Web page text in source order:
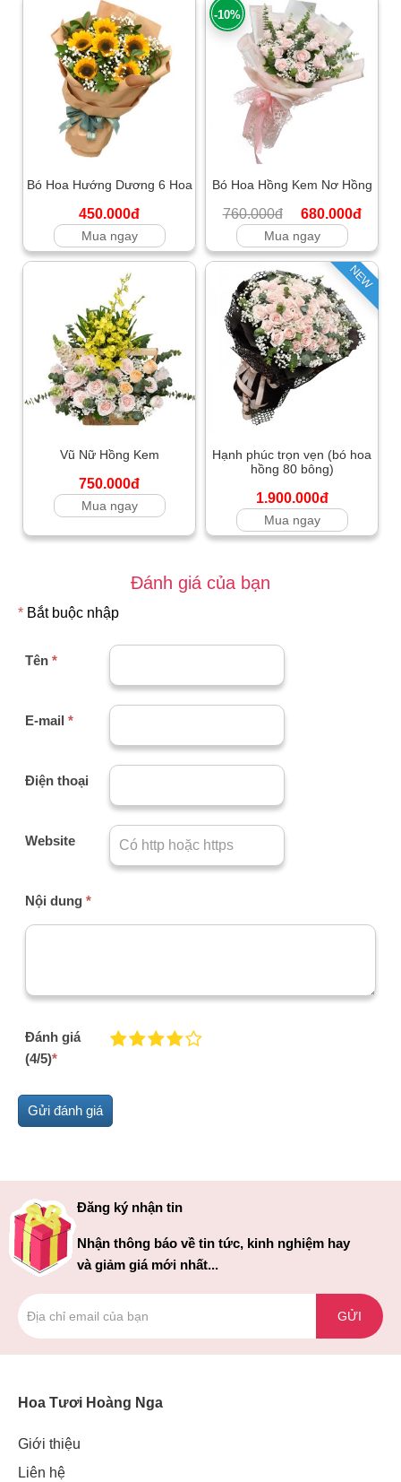
Bó Hoa Hướng Dương 6 Hoa
450.000đ
Mua ngay
-10%
Bó Hoa Hồng Kem Nơ Hồng
760.000đ 680.000đ
Mua ngay
Vũ Nữ Hồng Kem
750.000đ
Mua ngay
NEW
Hạnh phúc trọn vẹn (bó hoa
hồng 80 bông)
1.900.000đ
Mua ngay
Đánh giá của bạn
* Bắt buộc nhập
Tên *
E-mail *
Điện thoại
Website
Nội dung *
Đánh giá
(4/5)*
Đăng ký nhận tin
Nhận thông báo về tin tức, kinh nghiệm hay
và giảm giá mới nhất...
GỬI
Hoa Tươi Hoàng Nga
Giới thiệu
Liên hệ